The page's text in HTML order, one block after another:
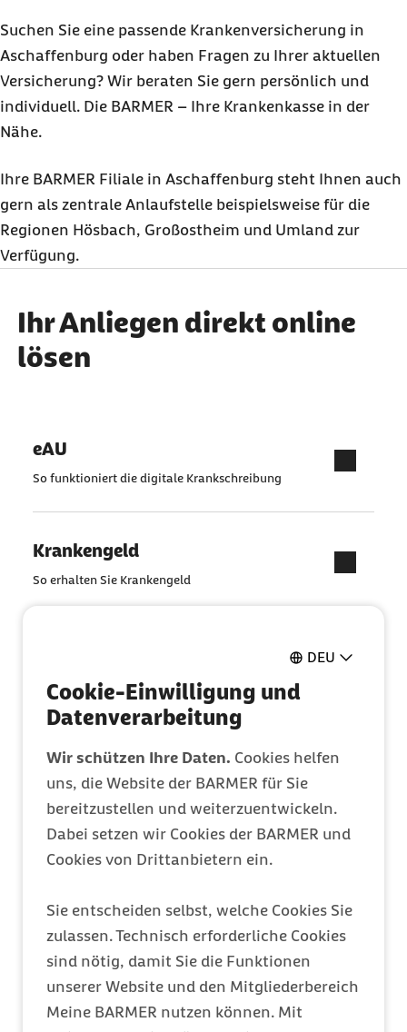
DEU
Cookie-Einwilligung und
Datenverarbeitung
Wir schützen Ihre Daten. Cookies helfen
uns, die Website der BARMER für Sie
bereitzustellen und weiterzuentwickeln.
Dabei setzen wir Cookies der BARMER und
Cookies von Drittanbietern ein.
Sie entscheiden selbst, welche Cookies Sie
zulassen. Technisch erforderliche Cookies
sind nötig, damit Sie die Funktionen
unserer Website und den Mitgliederbereich
Meine BARMER nutzen können. Mit
Suchen Sie eine passende Krankenversicherung in
Aschaffenburg oder haben Fragen zu Ihrer aktuellen
Versicherung? Wir beraten Sie gern persönlich und
individuell. Die BARMER – Ihre Krankenkasse in der
Nähe.
Ihre BARMER Filiale in Aschaffenburg steht Ihnen auch
gern als zentrale Anlaufstelle beispielsweise für die
Regionen Hösbach, Großostheim und Umland zur
Verfügung.
Ihr Anliegen direkt online
lösen
eAU
So funktioniert die digitale Krankschreibung
Krankengeld
So erhalten Sie Krankengeld
Ganz einfach online ausfüllen
Mitglied werden
Entdecken Sie Ihre Vorteile
Barmer Bonus
Meine Barmer
Ein Zugang für alles